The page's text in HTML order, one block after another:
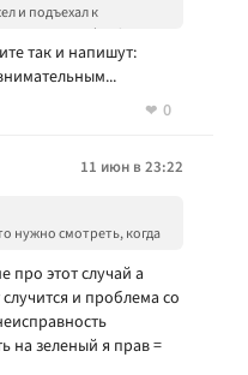
и подъехал к
на светофор? А то
и не встанут
так и напишут:
0
11 июн в 23:22
нужно смотреть, когда
и выйдет, а
про этот случай а
и проблема со
на зеленый я прав =